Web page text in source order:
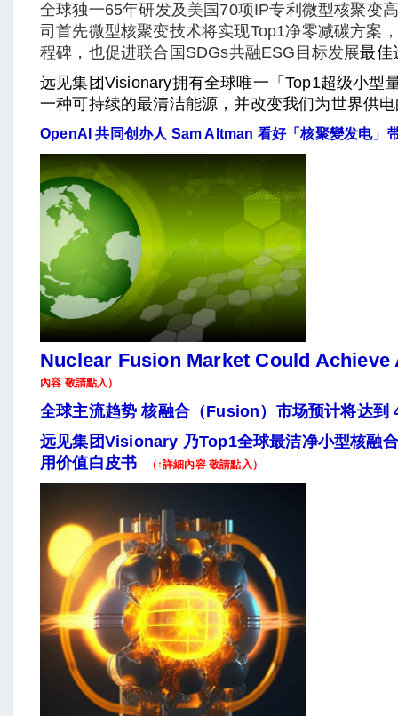
全球独一65年研发及美国70项IP专利微型核聚变
司首先微型核聚变技术将实现Top1净零减碳方案
程碑，也促进联合国SDGs共融ESG目标发展最佳
远见集团Visionary拥有全球唯一「Top1超级小型
一种可持续的最清洁能源，并改变我们为世界供
OpenAI 共同创办人 Sam Altman 看好「核聚變发电」
Nuclear Fusion Market Could
內容 敬請點入）
全球主流趋势 核融合（fusion）市场预计将达到
远见集团Visionary 乃Top1全球最洁净小型核融
用价值白皮书
（↑詳細內容 敬請點入）